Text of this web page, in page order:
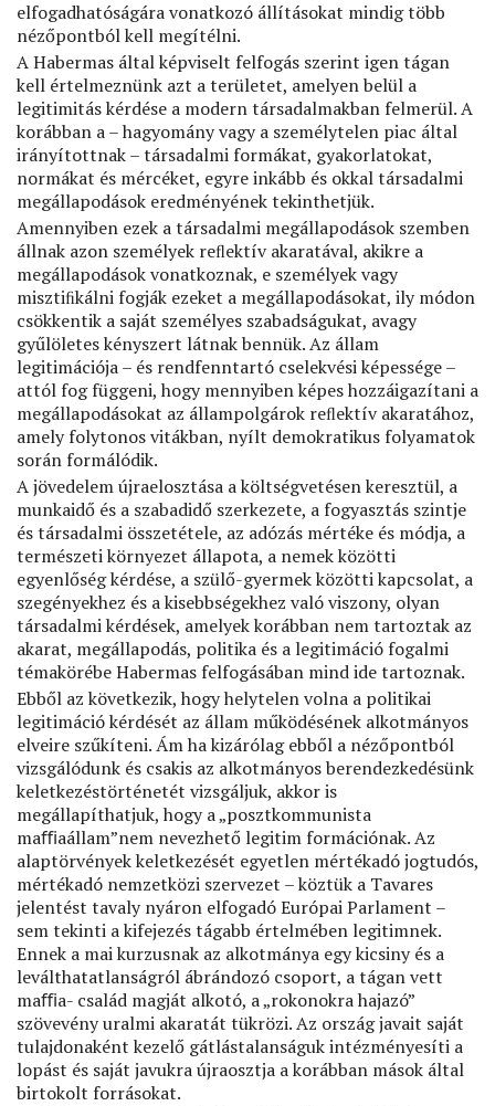
elfogadhatóságára vonatkozó állításokat mindig több
nézőpontból kell megítélni.
A Habermas által képviselt felfogás szerint igen tágan
kell értelmeznünk azt a területet, amelyen belül a
legitimitás kérdése a modern társadalmakban felmerül. A
korábban a – hagyomány vagy a személytelen piac által
irányítottnak – társadalmi formákat, gyakorlatokat,
normákat és mércéket, egyre inkább és okkal társadalmi
megállapodások eredményének tekinthetjük.
Amennyiben ezek a társadalmi megállapodások szemben
állnak azon személyek reﬂektív akaratával, akikre a
megállapodások vonatkoznak, e személyek vagy
misztiﬁkálni fogják ezeket a megállapodásokat, ily módon
csökkentik a saját személyes szabadságukat, avagy
gyűlöletes kényszert látnak bennük. Az állam
legitimációja – és rendfenntartó cselekvési képessége –
attól fog függeni, hogy mennyiben képes hozzáigazítani a
megállapodásokat az állampolgárok reﬂektív akaratához,
amely folytonos vitákban, nyílt demokratikus folyamatok
során formálódik.
A jövedelem újraelosztása a költségvetésen keresztül, a
munkaidő és a szabadidő szerkezete, a fogyasztás szintje
és társadalmi összetétele, az adózás mértéke és módja, a
természeti környezet állapota, a nemek közötti
egyenlőség kérdése, a szülő-gyermek közötti kapcsolat, a
szegényekhez és a kisebbségekhez való viszony, olyan
társadalmi kérdések, amelyek korábban nem tartoztak az
akarat, megállapodás, politika és a legitimáció fogalmi
témakörébe Habermas felfogásában mind ide tartoznak.
Ebből az következik, hogy helytelen volna a politikai
legitimáció kérdését az állam működésének alkotmányos
elveire szűkíteni. Ám ha kizárólag ebből a nézőpontból
vizsgálódunk és csakis az alkotmányos berendezkedésünk
keletkezéstörténetét vizsgáljuk, akkor is
megállapíthatjuk, hogy a „posztkommunista
maﬃaállam”nem nevezhető legitim formációnak. Az
alaptörvények keletkezését egyetlen mértékadó jogtudós,
mértékadó nemzetközi szervezet – köztük a Tavares
jelentést tavaly nyáron elfogadó Európai Parlament –
sem tekinti a kifejezés tágabb értelmében legitimnek.
Ennek a mai kurzusnak az alkotmánya egy kicsiny és a
leválthatatlanságról ábrándozó csoport, a tágan vett
maﬃa- család magját alkotó, a „rokonokra hajazó”
szövevény uralmi akaratát tükrözi. Az ország javait saját
tulajdonaként kezelő gátlástalanságuk intézményesíti a
lopást és saját javukra újraosztja a korábban mások által
birtokolt forrásokat.